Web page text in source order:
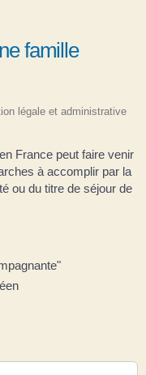
famille
légale et administrative
France peut faire venir
à accomplir par la
ou du titre de séjour de